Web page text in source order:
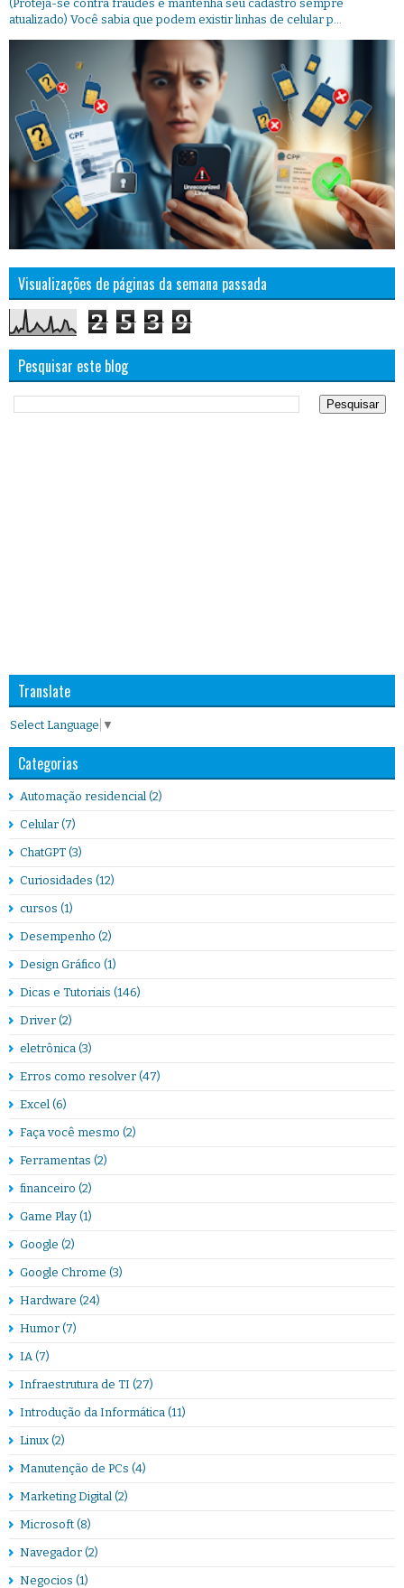
(Proteja-se contra fraudes e mantenha seu cadastro sempre
atualizado) Você sabia que podem existir linhas de celular p...
Visualizações de páginas da semana passada
2 5 3 9
Pesquisar este blog
Translate
Select Language ▼
Categorias
Automação residencial (2)
Celular (7)
ChatGPT (3)
Curiosidades (12)
cursos (1)
Desempenho (2)
Design Gráfico (1)
Dicas e Tutoriais (146)
Driver (2)
eletrônica (3)
Erros como resolver (47)
Excel (6)
Faça você mesmo (2)
Ferramentas (2)
financeiro (2)
Game Play (1)
Google (2)
Google Chrome (3)
Hardware (24)
Humor (7)
IA (7)
Infraestrutura de TI (27)
Introdução da Informática (11)
Linux (2)
Manutenção de PCs (4)
Marketing Digital (2)
Microsoft (8)
Navegador (2)
Negocios (1)